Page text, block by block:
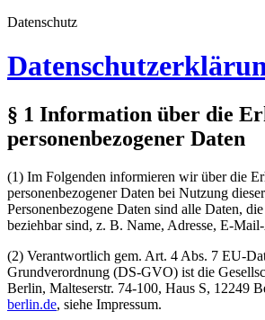
Datenschutz
§ 1 Information über die
personenbezogener Daten
(1) Im Folgenden informieren wir über die
personenbezogener Daten bei Nutzung
Personenbezogene Daten sind alle Daten,
beziehbar sind, z. B. Name, Adresse, E-
(2) Verantwortlich gem. Art. 4 Abs. 7 EU-
Grundverordnung (DS-GVO) ist die
Berlin, Malteserstr. 74-100, Haus S, 12249
berlin.de, siehe Impressum.